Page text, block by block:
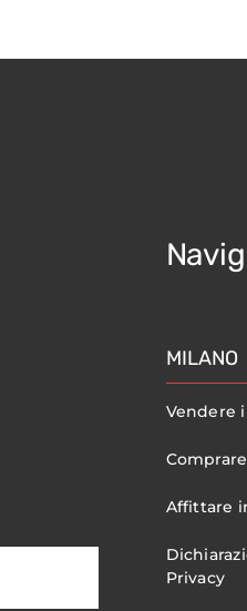
MILANO
Vendere
Affittare
Privacy